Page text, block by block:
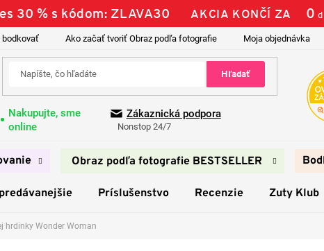
30 % s kódom: ZLAVA30 AKCIA KONČÍ ZA 0 d
bodkovať Ako začať tvoriť Obraz podľa fotografie Moja objednávka
Hľadať
Nakupujte, sme
online
Zákaznická podpora
Nonstop 24/7
Obraz podľa fotografie BESTSELLER
Príslušenstvo Recenzie Zuty Klub
hrdinky Wonder Woman